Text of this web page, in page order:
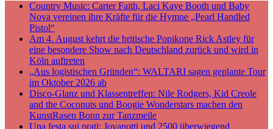
Country Music: Carter Faith, Laci Kaye Booth und Baby
Nova vereinen ihre Kräfte für die Hymne „Pearl Handled
Pistol“
Am 4. August kehrt die britische Popikone Rick Astley für
eine besondere Show nach Deutschland zurück und wird in
Köln auftreten
„Aus logistischen Gründen“: WALTARI sagen geplante Tour
im Oktober 2026 ab
Disco-Glanz und Klassentreffen: Nile Rodgers, Kid Creole
and the Coconuts und Boogie Wonderstars machen den
KunstRasen Bonn zur Tanzmeile
Una festa sui prati: Jovanotti und 2500 überwiegend